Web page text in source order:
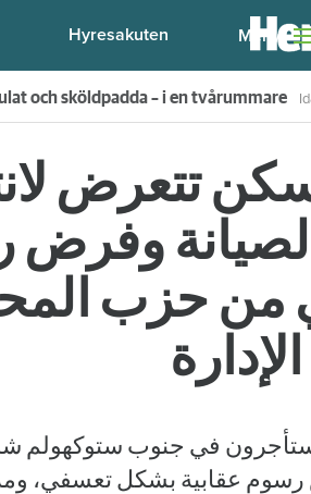
Hyresakuten Meny
fina fördelar med att dela bostad"
تتعرض
وفرض
من حزب
في جنوب ستوكهولم
رسوم عقابية بشكل تعسفي،